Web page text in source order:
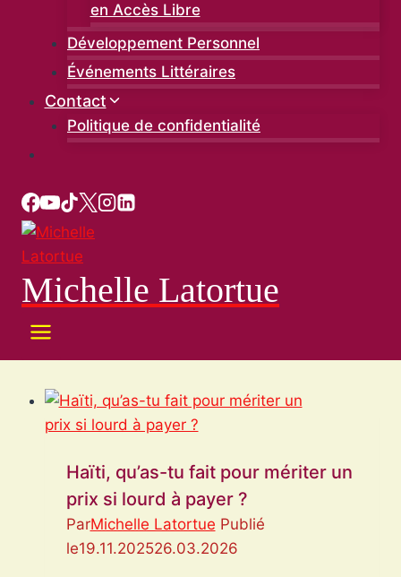
en Accès Libre
Développement Personnel
Événements Littéraires
Contact
Politique de confidentialité
Michelle Latortue
Haïti, qu’as-tu fait pour mériter un
prix si lourd à payer ?
ParMichelle Latortue Publié
le19.11.202526.03.2026